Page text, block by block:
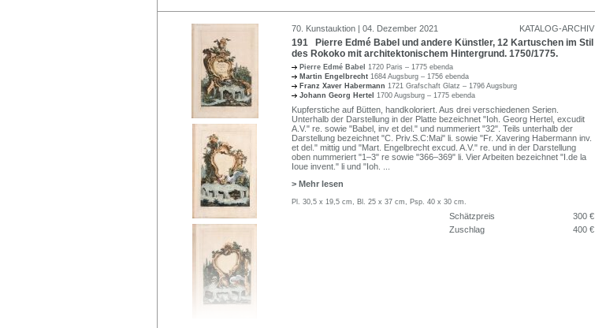
70. Kunstauktion | 04. Dezember 2021 KATALOG-ARCHIV
191 Pierre Edmé Babel und andere Künstler, 12 Kartuschen im Stil
des Rokoko mit architektonischem Hintergrund. 1750/1775.
Pierre Edmé Babel 1720 Paris – 1775 ebenda
Martin Engelbrecht 1684 Augsburg – 1756 ebenda
Franz Xaver Habermann 1721 Grafschaft Glatz – 1796 Augsburg
Johann Georg Hertel 1700 Augsburg – 1775 ebenda
Kupferstiche auf Bütten, handkoloriert. Aus drei verschiedenen Serien.
Unterhalb der Darstellung in der Platte bezeichnet "Ioh. Georg Hertel, excudit
A.V." re. sowie "Babel, inv et del." und nummeriert "32". Teils unterhalb der
Darstellung bezeichnet "C. Priv.S.C:Mai" li. sowie "Fr. Xavering Habermann inv.
et del." mittig und "Mart. Engelbrecht excud. A.V." re. und in der Darstellung
oben nummeriert "1–3" re sowie "366–369" li. Vier Arbeiten bezeichnet "I.de la
Ioue invent." li und "Ioh.
> Mehr lesen
Pl. 30,5 x 19,5 cm, Bl. 25 x 37 cm, Psp. 40 x 30 cm.
Schätzpreis
300 €
Zuschlag
400 €